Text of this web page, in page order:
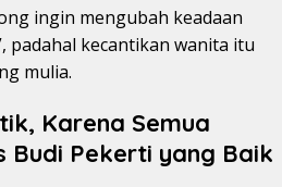
ingin mengubah keadaan
padahal kecantikan wanita itu
mulia.
Karena Semua
Budi Pekerti yang Baik